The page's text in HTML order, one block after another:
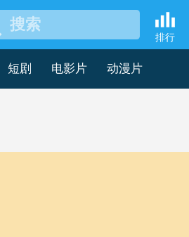
百家乐
搜索
排行
短剧 电影片 动漫片